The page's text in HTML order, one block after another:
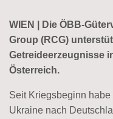
WIEN | Die ÖBB-
Group (RCG)
Getreideerzeugnisse
Österreich.
Seit Kriegsbeginn
Ukraine nach